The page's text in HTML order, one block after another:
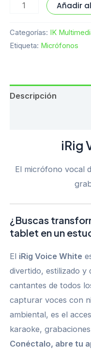
Añadir
Categorías: IK
Etiqueta: Micrófonos
Descripción
iRig
El micrófono vocal
¿Buscas
tablet en un
El iRig Voice White
divertido, estilizado y
cantantes de todos
capturar voces con
ambiental, es el
karaoke,
Conéctalo, abre tu